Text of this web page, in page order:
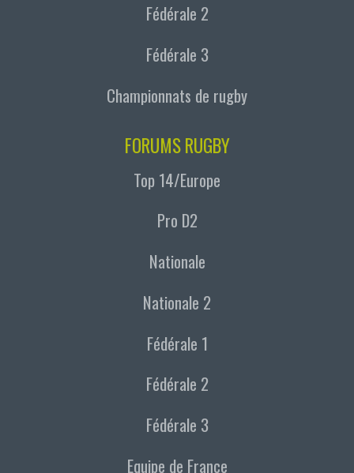
Fédérale 2
Fédérale 3
Championnats de rugby
FORUMS RUGBY
Top 14/Europe
Pro D2
Nationale
Nationale 2
Fédérale 1
Fédérale 2
Fédérale 3
Equipe de France